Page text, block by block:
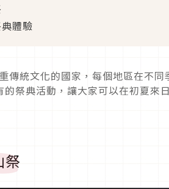
體驗
傳統文化的國家，每個地區在不
的祭典活動，讓大家可以在初夏來
祭